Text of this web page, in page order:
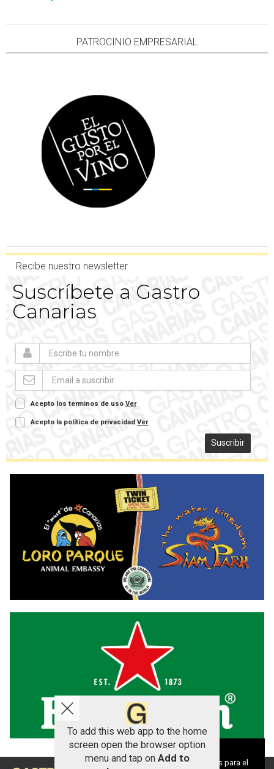
PATROCINIO EMPRESARIAL
Recibe nuestro newsletter
Suscríbete a Gastro
Canarias
Acepto los terminos de uso Ver
Acepto la política de privacidad Ver
Suscribir
To add this web app to the home
screen open the browser option
menu and tap on Add to
Aviso sobre el Uso de cookies:
Utilizamos cookies nuestras y de terceros para el